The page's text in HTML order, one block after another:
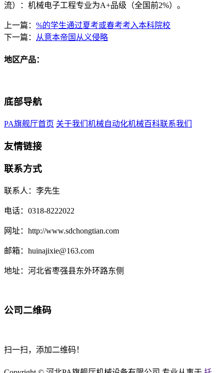
流）：机械电子工程专业为A+品级（全国前2%）。
上一篇： %的学生通过夏考或春考考入本科院校
下一篇：
从意本帝国从义侵略
地区产品：
底部导航
PA旗舰厅首页 关于我们 机械自动化机械百科联系我们
友情链接
联系方式
联系人：李先生
电话：0318-8222022
网址：http://www.sdchongtian.com
邮箱：huinajixie@163.com
地址：河北省枣强县东外环路东侧
公司二维码
扫一扫，添加二维码！